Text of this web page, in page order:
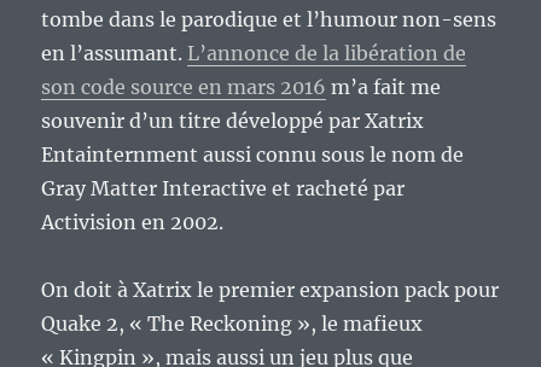
tombe dans le parodique et l’humour non-sens
en l’assumant. L’annonce de la libération de
son code source en mars 2016 m’a fait me
souvenir d’un titre développé par Xatrix
Entainternment aussi connu sous le nom de
Gray Matter Interactive et racheté par
Activision en 2002.
On doit à Xatrix le premier expansion pack pour
Quake 2, « The Reckoning », le mafieux
« Kingpin », mais aussi un jeu plus que